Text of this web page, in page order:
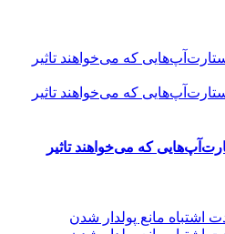
که می‌خواهند تاثیر